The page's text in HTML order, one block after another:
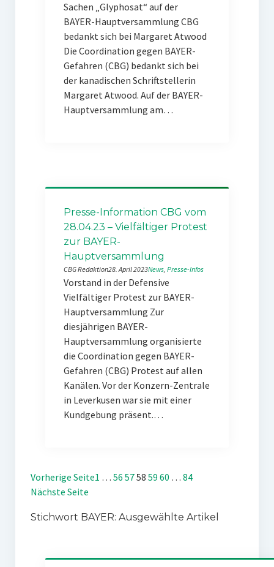
Sachen „Glyphosat“ auf der
BAYER-Hauptversammlung CBG
bedankt sich bei Margaret Atwood
Die Coordination gegen BAYER-
Gefahren (CBG) bedankt sich bei
der kanadischen Schriftstellerin
Margaret Atwood. Auf der BAYER-
Hauptversammlung am…
Presse-Information CBG vom
28.04.23 – Vielfältiger Protest
zur BAYER-
Hauptversammlung
CBG Redaktion28. April 2023News, Presse-Infos
Vorstand in der Defensive
Vielfältiger Protest zur BAYER-
Hauptversammlung Zur
diesjährigen BAYER-
Hauptversammlung organisierte
die Coordination gegen BAYER-
Gefahren (CBG) Protest auf allen
Kanälen. Vor der Konzern-Zentrale
in Leverkusen war sie mit einer
Kundgebung präsent.…
Vorherige Seite1 … 56 5758 59 60 … 84
Nächste Seite
Stichwort BAYER: Ausgewählte Artikel